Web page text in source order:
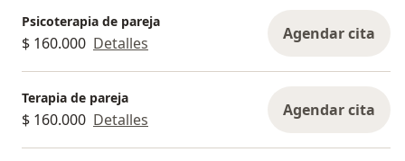
Psicoterapia de pareja
$ 160.000 Detalles Agendar cita
Terapia de pareja
$ 160.000 Detalles Agendar cita